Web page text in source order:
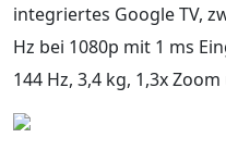
integriertes Google TV,
Hz bei 1080p mit 1 ms
144 Hz, 3,4 kg, 1,3x